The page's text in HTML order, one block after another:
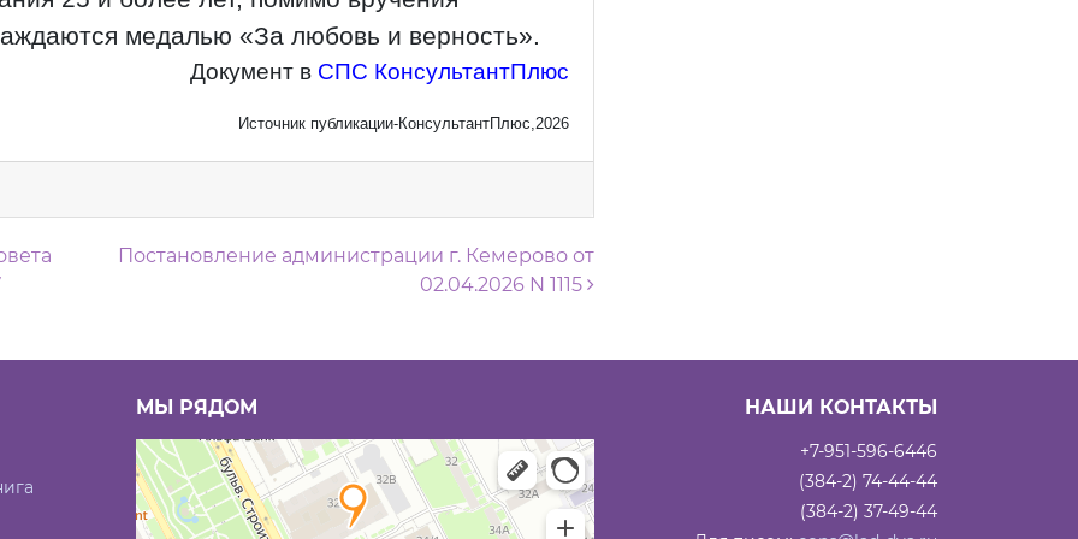
медалью «За любовь и верность».
Документ в СПС КонсультантПлюс
Источник публикации-КонсультантПлюс,2026
Постановление администрации г. Кемерово от
02.04.2026 N 1115
МЫ РЯДОМ НАШИ КОНТАКТЫ
+7-951-596-6446
(384-2) 74-44-44
(384-2) 37-49-44